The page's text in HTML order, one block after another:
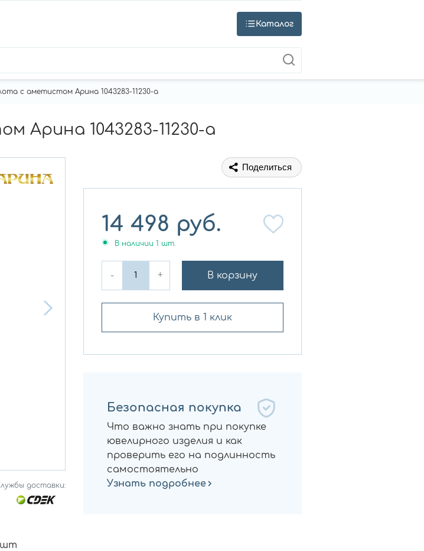
Каталог
с аметистом Арина 1043283-11230-a
Арина 1043283-11230-a
доставки:
Поделиться
14 498 руб.
В наличии 1 шт.
- + В корзину
Купить в 1 клик
Безопасная покупка
Что важно знать при покупке
ювелирного изделия и как
проверить его на подлинность
самостоятельно
Узнать подробнее